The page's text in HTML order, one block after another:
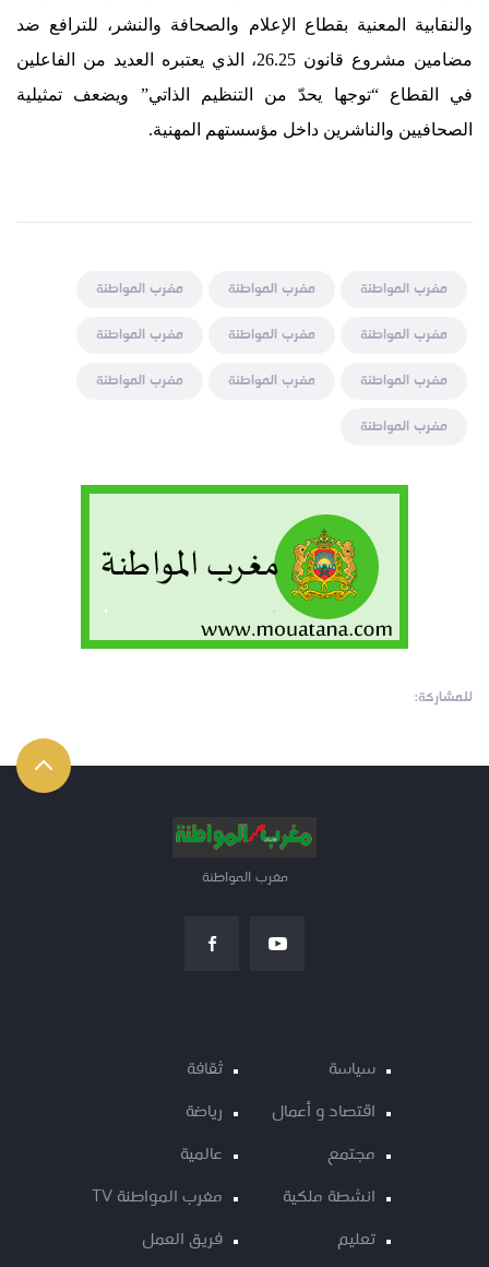
والنقابية المعنية بقطاع الإعلام والصحافة والنشر، للترافع ضد
مضامين مشروع قانون 26.25، الذي يعتبره العديد من الفاعلين
في القطاع “توجها يحدّ من التنظيم الذاتي” ويضعف تمثيلية
الصحافيين والناشرين داخل مؤسستهم المهنية.
مغرب المواطنة مغرب المواطنة
مغرب المواطنة
مغرب المواطنة
مغرب المواطنة
مغرب المواطنة
مغرب المواطنة
مغرب المواطنة
مغرب المواطنة
مغرب المواطنة
للمشاركة:
مغرب المواطنة
سياسة
اقتصاد و أعمال
مجتمع
انشطة ملكية
تعليم
ثقافة
رياضة
عالمية
مغرب المواطنة TV
فريق العمل